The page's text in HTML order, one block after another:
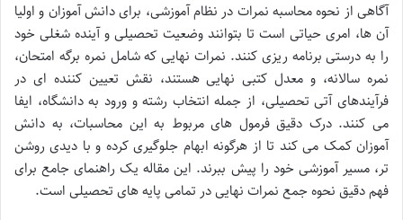
آگاهی از نحوه محاسبه نمرات در نظام آموزشی، برای دانش آموزان و اولیا
آن ها، امری حیاتی است تا بتوانند وضعیت تحصیلی و آینده شغلی خود
را به درستی برنامه ریزی کنند. نمرات نهایی که شامل نمره برگه امتحان،
نمره سالانه، و معدل کتبی نهایی هستند، نقش تعیین کننده ای در
فرآیندهای آتی تحصیلی، از جمله انتخاب رشته و ورود به دانشگاه، ایفا
می کنند. درک دقیق فرمول های مربوط به این محاسبات، به دانش
آموزان کمک می کند تا از هرگونه ابهام جلوگیری کرده و با دیدی روشن
تر، مسیر آموزشی خود را پیش ببرند. این مقاله یک راهنمای جامع برای
فهم دقیق نحوه جمع نمرات نهایی در تمامی پایه های تحصیلی است.